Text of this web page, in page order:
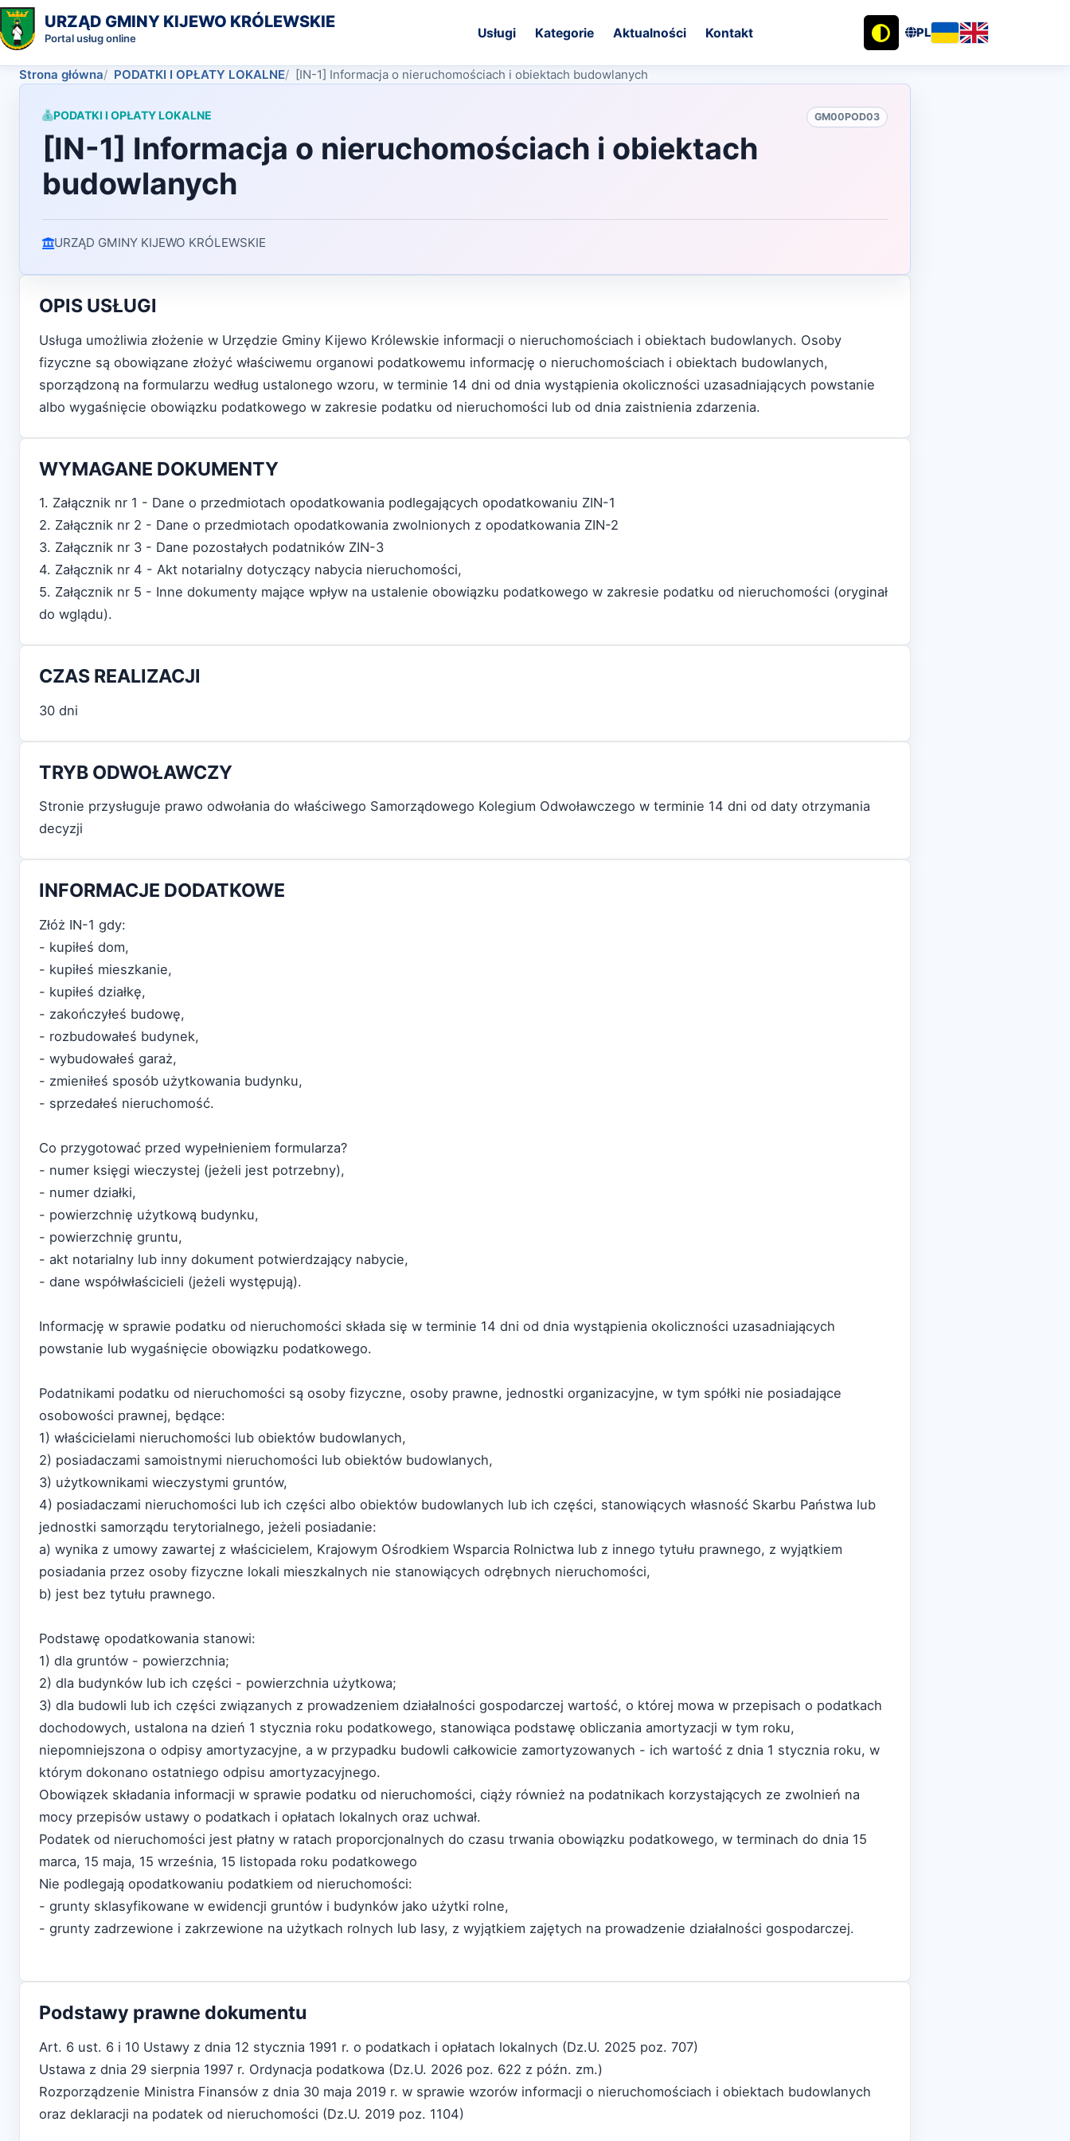
URZĄD GMINY KIJEWO KRÓLEWSKIE
Portal usług online Usługi Kategorie Aktualności Kontakt PL
Strona główna PODATKI I OPŁATY LOKALNE [IN-1] Informacja o nieruchomościach i obiektach budowlanych
PODATKI I OPŁATY LOKALNE GM00POD03
[IN-1] Informacja o nieruchomościach i obiektach
budowlanych
URZĄD GMINY KIJEWO KRÓLEWSKIE
OPIS USŁUGI
Usługa umożliwia złożenie w Urzędzie Gminy Kijewo Królewskie informacji o nieruchomościach i obiektach budowlanych. Osoby
fizyczne są obowiązane złożyć właściwemu organowi podatkowemu informację o nieruchomościach i obiektach budowlanych,
sporządzoną na formularzu według ustalonego wzoru, w terminie 14 dni od dnia wystąpienia okoliczności uzasadniających powstanie
albo wygaśnięcie obowiązku podatkowego w zakresie podatku od nieruchomości lub od dnia zaistnienia zdarzenia.
WYMAGANE DOKUMENTY
1. Załącznik nr 1 - Dane o przedmiotach opodatkowania podlegających opodatkowaniu ZIN-1
2. Załącznik nr 2 - Dane o przedmiotach opodatkowania zwolnionych z opodatkowania ZIN-2
3. Załącznik nr 3 - Dane pozostałych podatników ZIN-3
4. Załącznik nr 4 - Akt notarialny dotyczący nabycia nieruchomości,
5. Załącznik nr 5 - Inne dokumenty mające wpływ na ustalenie obowiązku podatkowego w zakresie podatku od nieruchomości (oryginał
do wglądu).
CZAS REALIZACJI
30 dni
TRYB ODWOŁAWCZY
Stronie przysługuje prawo odwołania do właściwego Samorządowego Kolegium Odwoławczego w terminie 14 dni od daty otrzymania
decyzji
INFORMACJE DODATKOWE
Złóż IN-1 gdy:
- kupiłeś dom,
- kupiłeś mieszkanie,
- kupiłeś działkę,
- zakończyłeś budowę,
- rozbudowałeś budynek,
- wybudowałeś garaż,
- zmieniłeś sposób użytkowania budynku,
- sprzedałeś nieruchomość.
Co przygotować przed wypełnieniem formularza?
- numer księgi wieczystej (jeżeli jest potrzebny),
- numer działki,
- powierzchnię użytkową budynku,
- powierzchnię gruntu,
- akt notarialny lub inny dokument potwierdzający nabycie,
- dane współwłaścicieli (jeżeli występują).
Informację w sprawie podatku od nieruchomości składa się w terminie 14 dni od dnia wystąpienia okoliczności uzasadniających
powstanie lub wygaśnięcie obowiązku podatkowego.
Podatnikami podatku od nieruchomości są osoby fizyczne, osoby prawne, jednostki organizacyjne, w tym spółki nie posiadające
osobowości prawnej, będące:
1) właścicielami nieruchomości lub obiektów budowlanych,
2) posiadaczami samoistnymi nieruchomości lub obiektów budowlanych,
3) użytkownikami wieczystymi gruntów,
4) posiadaczami nieruchomości lub ich części albo obiektów budowlanych lub ich części, stanowiących własność Skarbu Państwa lub
jednostki samorządu terytorialnego, jeżeli posiadanie:
a) wynika z umowy zawartej z właścicielem, Krajowym Ośrodkiem Wsparcia Rolnictwa lub z innego tytułu prawnego, z wyjątkiem
posiadania przez osoby fizyczne lokali mieszkalnych nie stanowiących odrębnych nieruchomości,
b) jest bez tytułu prawnego.
Podstawę opodatkowania stanowi:
1) dla gruntów - powierzchnia;
2) dla budynków lub ich części - powierzchnia użytkowa;
3) dla budowli lub ich części związanych z prowadzeniem działalności gospodarczej wartość, o której mowa w przepisach o podatkach
dochodowych, ustalona na dzień 1 stycznia roku podatkowego, stanowiąca podstawę obliczania amortyzacji w tym roku,
niepomniejszona o odpisy amortyzacyjne, a w przypadku budowli całkowicie zamortyzowanych - ich wartość z dnia 1 stycznia roku, w
którym dokonano ostatniego odpisu amortyzacyjnego.
Obowiązek składania informacji w sprawie podatku od nieruchomości, ciąży również na podatnikach korzystających ze zwolnień na
mocy przepisów ustawy o podatkach i opłatach lokalnych oraz uchwał.
Podatek od nieruchomości jest płatny w ratach proporcjonalnych do czasu trwania obowiązku podatkowego, w terminach do dnia 15
marca, 15 maja, 15 września, 15 listopada roku podatkowego
Nie podlegają opodatkowaniu podatkiem od nieruchomości:
- grunty sklasyfikowane w ewidencji gruntów i budynków jako użytki rolne,
- grunty zadrzewione i zakrzewione na użytkach rolnych lub lasy, z wyjątkiem zajętych na prowadzenie działalności gospodarczej.
Podstawy prawne dokumentu
Art. 6 ust. 6 i 10 Ustawy z dnia 12 stycznia 1991 r. o podatkach i opłatach lokalnych (Dz.U. 2025 poz. 707)
Ustawa z dnia 29 sierpnia 1997 r. Ordynacja podatkowa (Dz.U. 2026 poz. 622 z późn. zm.)
Rozporządzenie Ministra Finansów z dnia 30 maja 2019 r. w sprawie wzorów informacji o nieruchomościach i obiektach budowlanych
oraz deklaracji na podatek od nieruchomości (Dz.U. 2019 poz. 1104)